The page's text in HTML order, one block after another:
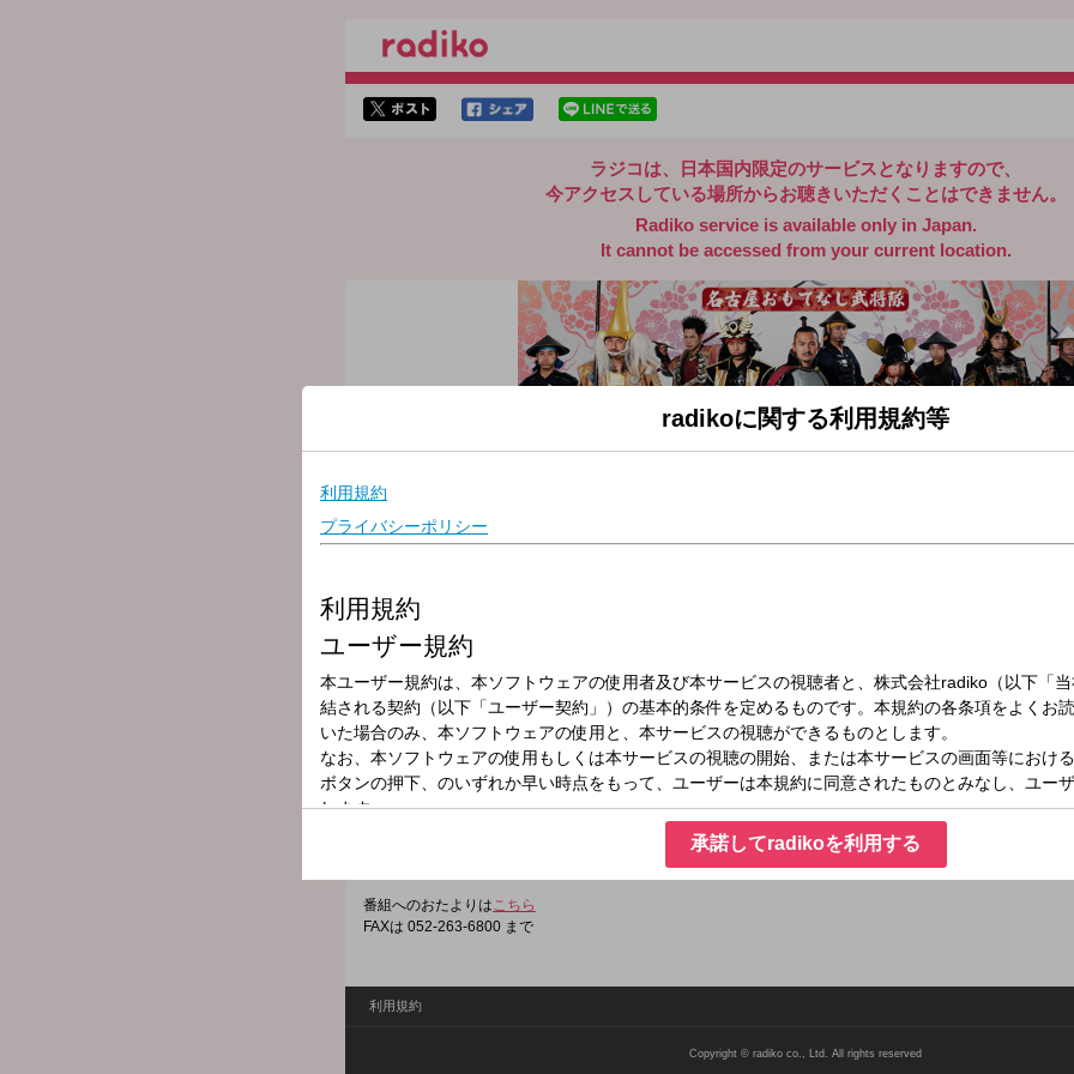
ラジコは、日本国内限定のサービスとなりますので、
今アクセスしている場所からお聴きいただくことはできません。
Radiko service is available only in Japan.
It cannot be accessed from your current location.
放送局
放送時間
2025年12月6日（土）11:40～11:55
番組名
伝令！武将が現世でラジオを始めたようです！
トークやコーナーなどを通して「日本の歴史」を楽しく紹介していく歴史バラエティ番組。
パーソナリティは400年の時を経て名古屋ゆかりの武将たちが現代に蘇った「名古屋おもてなし武将隊」が務
延長戦を含めた完全版をポッドキャストで配信中！
番組へのおたよりはこちら
FAXは 052-263-6800 まで
利用規約
Copyright © radiko co., Ltd. All rights reserved
radikoに関する利用規約等
承諾してradikoを利用する